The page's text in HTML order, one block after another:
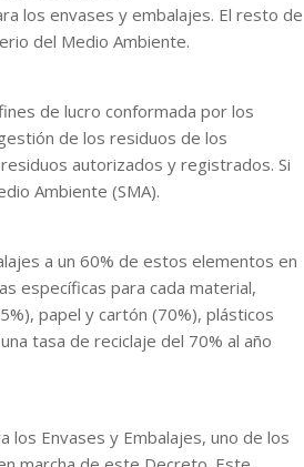
los envases y embalajes. El resto de
del Medio Ambiente.
de lucro conformada por los
de los residuos de los
autorizados y registrados. Si
Ambiente (SMA).
a un 60% de estos elementos en
específicas para cada material,
papel y cartón (70%), plásticos
tasa de reciclaje del 70% al año
los Envases y Embalajes, uno de los